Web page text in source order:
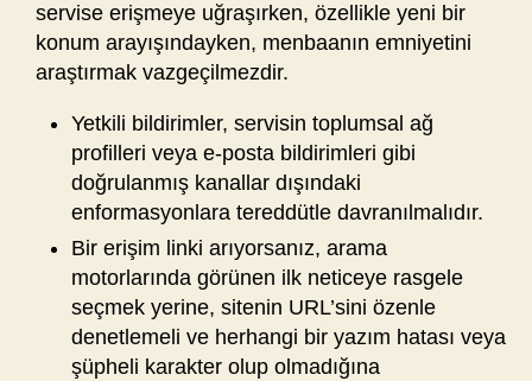
servise erişmeye uğraşırken, özellikle yeni bir
konum arayışındayken, menbaanın emniyetini
araştırmak vazgeçilmezdir.
Yetkili bildirimler, servisin toplumsal ağ
profilleri veya e-posta bildirimleri gibi
doğrulanmış kanallar dışındaki
enformasyonlara tereddütle davranılmalıdır.
Bir erişim linki arıyorsanız, arama
motorlarında görünen ilk neticeye rasgele
seçmek yerine, sitenin URL’sini özenle
denetlemeli ve herhangi bir yazım hatası veya
şüpheli karakter olup olmadığına